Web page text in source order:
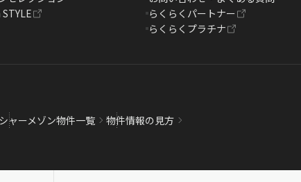
らくらくパートナー
らくらくプラチナ
シャーメゾン物件一覧 物件情報の見方